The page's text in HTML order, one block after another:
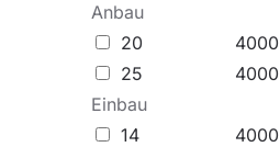
Anbau
20
4000
25
4000
Einbau
14
4000